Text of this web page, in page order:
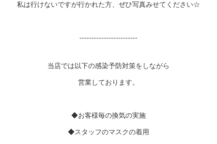
私は行けないですが行かれた方、ぜひ写真みせてください☆
------------------------
当店では以下の感染予防対策をしながら
営業しております。
◆お客様毎の換気の実施
◆スタッフのマスクの着用